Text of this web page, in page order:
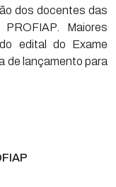
dos docentes das
Maiores
edital do Exame
de lançamento para